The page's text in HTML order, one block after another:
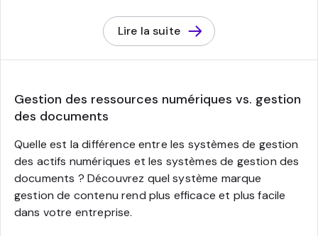
Lire la suite
Gestion des ressources numériques vs. gestion
des documents
Quelle est la différence entre les systèmes de gestion
des actifs numériques et les systèmes de gestion des
documents ? Découvrez quel système marque
gestion de contenu rend plus efficace et plus facile
dans votre entreprise.